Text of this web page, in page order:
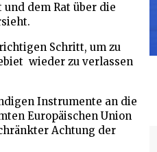
dem Rat über die
Schritt, um zu
wieder zu verlassen
Instrumente an die
Europäischen Union
Achtung der